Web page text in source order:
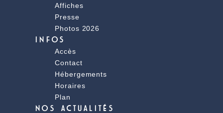
Affiches
Presse
Photos 2026
INFOS
Accès
Contact
Hébergements
Horaires
Plan
NOS ACTUALITÉS